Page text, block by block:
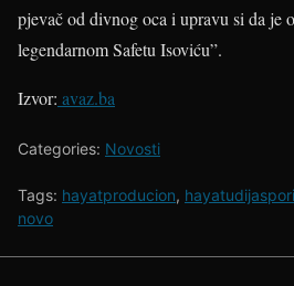
pjevač od divnog oca i upravu si da je
legendarnom Safetu Isoviću”.
Izvor: avaz.ba
Categories: Novosti
Tags: hayatproducion, hayatudijaspori
novo